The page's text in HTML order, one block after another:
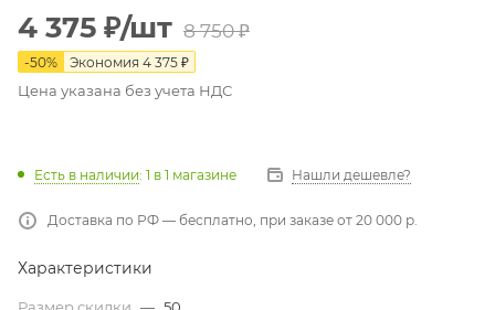
4 375 ₽/шт 8 750₽
-50% Экономия 4 375 ₽
Цена указана без учета НДС
Есть в наличии: 1 в 1 магазине Нашли дешевле?
Доставка по РФ — бесплатно, при заказе от 20 000 р.
Характеристики